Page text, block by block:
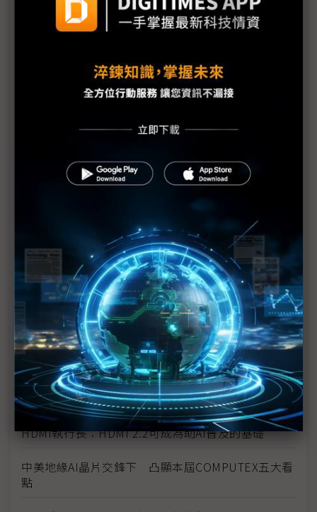
展的Showgirl呢？
察，x86光環褪去後，Arm陣營將崛起？
比地上運輸貴30倍 無人機送貨成本仍是挑戰
NVIDIA台灣總部有著落了｜高通鎖定商用PC市場｜
評析：一場台系IC設計力挺的COMPUTEX
建碁COMPUTEX展Edge IPC新品 打造高效AI科技
黃仁勳直言AI晶片管制錯誤 業界示警：對美弊大於
利
台廠參戰人形機器人 供應鏈看好鴻海、和碩拔頭籌
《科技聽IC》COMPUTEX 2025今年的新商機？
Synaptics副總裁：多元產品、自主IP助攻自家MCU
卡位邊緣AI
HDMI執行長：HDMI 2.2可成為助AI普及的基礎
中美地緣AI晶片交鋒下 凸顯本屆COMPUTEX五大看
點